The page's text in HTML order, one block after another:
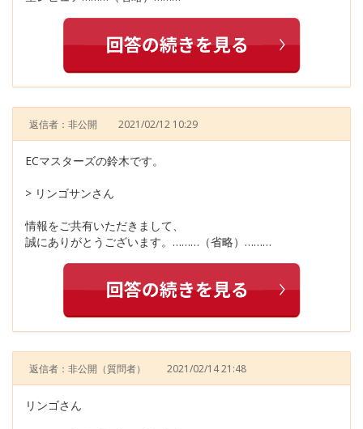
返信者：非公開 2021/02/12 10:29
ECマスターズの鈴木です。
> リンゴサンさん
情報をご共有いただきまして、
誠にありがとうございます。………（省略）………
返信者：非公開 （質問者） 2021/02/14 21:48
リンゴさん